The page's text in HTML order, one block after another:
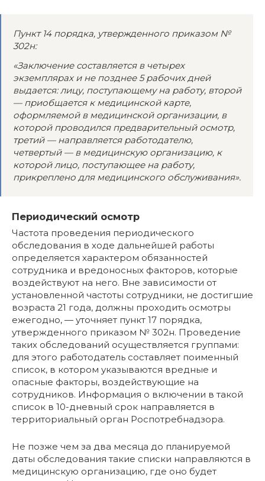
Пункт 14 порядка, утвержденного приказом №
302н:
«Заключение составляется в четырех
экземплярах и не позднее 5 рабочих дней
выдается: лицу, поступающему на работу, второй
— приобщается к медицинской карте,
оформляемой в медицинской организации, в
которой проводился предварительный осмотр,
третий — направляется работодателю,
четвертый — в медицинскую организацию, к
которой лицо, поступающее на работу,
прикреплено для медицинского обслуживания».
Периодический осмотр
Частота проведения периодического
обследования в ходе дальнейшей работы
определяется характером обязанностей
сотрудника и вредоносных факторов, которые
воздействуют на него. Вне зависимости от
установленной частоты сотрудники, не достигшие
возраста 21 года, должны проходить осмотры
ежегодно, — уточняет пункт 17 порядка,
утвержденного приказом № 302н. Проведение
таких обследований осуществляется группами:
для этого работодатель составляет поименный
список, в котором указываются вредные и
опасные факторы, воздействующие на
сотрудников. Информация о включении в такой
список в 10-дневный срок направляется в
территориальный орган Роспотребнадзора.
Не позже чем за два месяца до планируемой
даты обследования такие списки направляются в
медицинскую организацию, где оно будет